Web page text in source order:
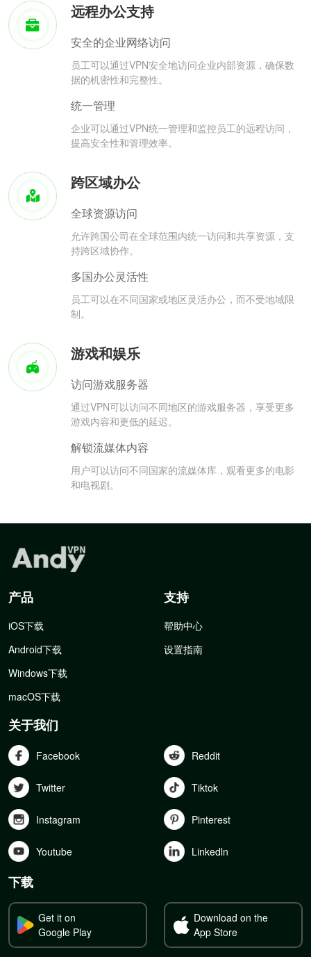
远程办公支持
安全的企业网络访问
员工可以通过VPN安全地访问企业内部资源，确保数
据的机密性和完整性。
统一管理
企业可以通过VPN统一管理和监控员工的远程访问，
提高安全性和管理效率。
跨区域办公
全球资源访问
允许跨国公司在全球范围内统一访问和共享资源，支
持跨区域协作。
多国办公灵活性
员工可以在不同国家或地区灵活办公，而不受地域限
制。
游戏和娱乐
访问游戏服务器
通过VPN可以访问不同地区的游戏服务器，享受更多
游戏内容和更低的延迟。
解锁流媒体内容
用户可以访问不同国家的流媒体库，观看更多的电影
和电视剧。
产品
iOS下载
Android下载
Windows下载
macOS下载
支持
帮助中心
设置指南
关于我们
Facebook Reddit
Twitter Tiktok
Instagram Pinterest
Youtube Linkedln
下载
Get it on
Google Play
Download on the
App Store